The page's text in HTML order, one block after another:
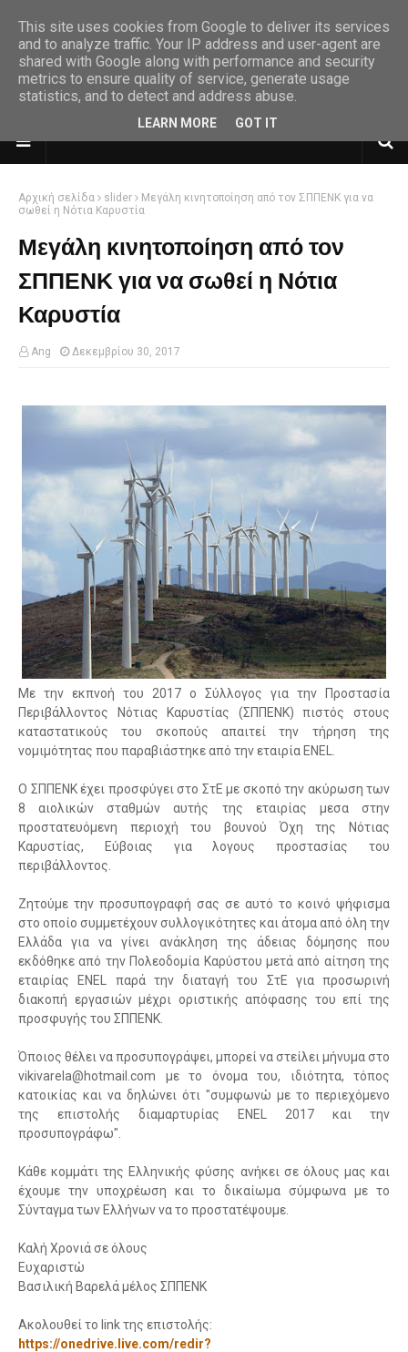
Αρχική σελίδα slider
Μεγάλη κινητοποίηση από τον ΣΠΠΕΝΚ για να
σωθεί η Νότια Καρυστία
Μεγάλη κινητοποίηση από τον
ΣΠΠΕΝΚ για να σωθεί η Νότια
Καρυστία
Ang Δεκεμβρίου 30, 2017
Με την εκπνοή του 2017 ο Σύλλογος για την Προστασία
Περιβάλλοντος Νότιας Καρυστίας (ΣΠΠΕΝΚ) πιστός στους
καταστατικούς του σκοπούς απαιτεί την τήρηση της
νομιμότητας που παραβιάστηκε από την εταιρία ENEL.
Ο ΣΠΠΕΝΚ έχει προσφύγει στο ΣτΕ με σκοπό την ακύρωση των
8 αιολικών σταθμών αυτής της εταιρίας μεσα στην
προστατευόμενη περιοχή του βουνού Όχη της Νότιας
Καρυστίας, Εύβοιας για λογους προστασίας του
περιβάλλοντος.
Ζητούμε την προσυπογραφή σας σε αυτό το κοινό ψήφισμα
στο οποίο συμμετέχουν συλλογικότητες και άτομα από όλη την
Ελλάδα για να γίνει ανάκληση της άδειας δόμησης που
εκδόθηκε από την Πολεοδομία Καρύστου μετά από αίτηση της
εταιρίας ENEL παρά την διαταγή του ΣτΕ για προσωρινή
διακοπή εργασιών μέχρι οριστικής απόφασης του επί της
προσφυγής του ΣΠΠΕΝΚ.
Όποιος θέλει να προσυπογράψει, μπορεί να στείλει μήνυμα στο
νikivarela@hotmail.com με το όνομα του, ιδιότητα, τόπος
κατοικίας και να δηλώνει ότι "συμφωνώ με το περιεχόμενο
της επιστολής διαμαρτυρίας ENEL 2017 και την
προσυπογράφω".
Κάθε κομμάτι της Ελληνικής φύσης ανήκει σε όλους μας και
έχουμε την υποχρέωση και το δικαίωμα σύμφωνα με το
Σύνταγμα των Ελλήνων να το προστατέψουμε.
Καλή Χρονιά σε όλους
Ευχαριστώ
Βασιλική Βαρελά μέλος ΣΠΠΕΝΚ
Ακολουθεί το link της επιστολής:
https://onedrive.live.com/redir?
This site uses cookies from Google to deliver its services
and to analyze traffic. Your IP address and user-agent are
shared with Google along with performance and security
metrics to ensure quality of service, generate usage
statistics, and to detect and address abuse.
LEARN MORE GOT IT